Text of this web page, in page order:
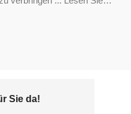
Sie da!